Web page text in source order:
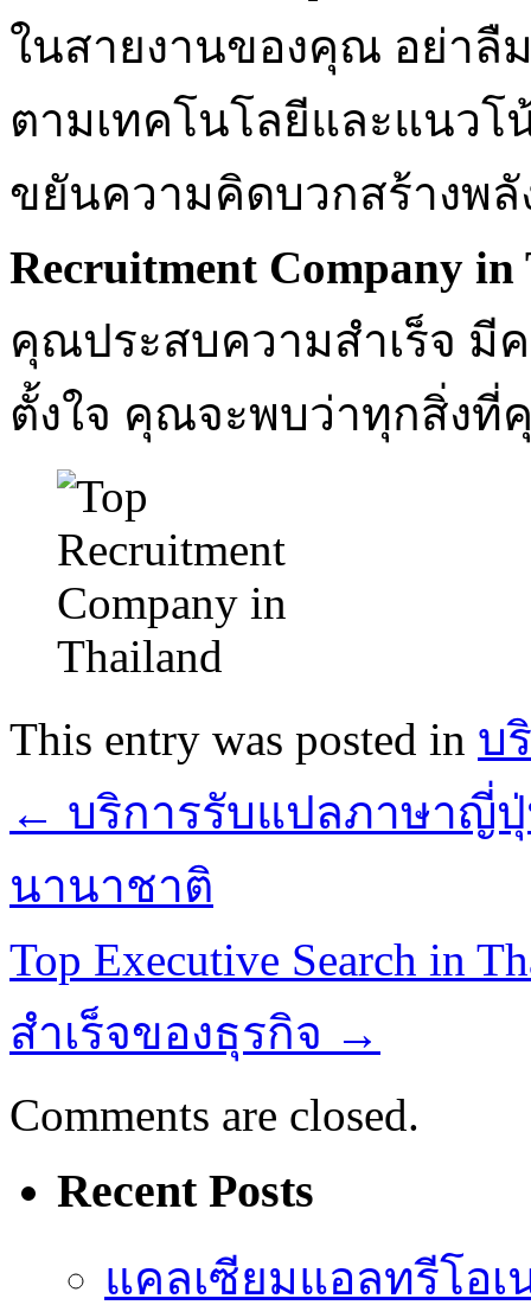
ในสายงานของคุณ อย่าลื
ตามเทคโนโลยีและแนว
ขยันความคิดบวกสร้างพลั
Recruitment Company
คุณประสบความสำเร็จ มี
ตั้งใจ คุณจะพบว่าทุกสิ่งที่
This entry was posted in บ
← บริการรับแปลภาษาญี่
นานาชาติ
Top Executive Search in
สําเร็จของธุรกิจ →
Comments are closed.
Recent Posts
แคลเซียมแอลทรีโอ